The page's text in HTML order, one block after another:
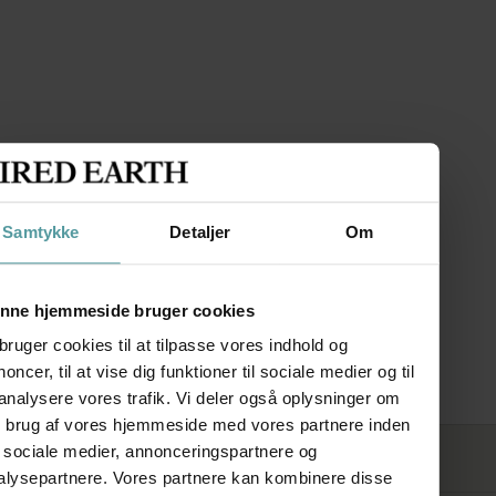
Samtykke Detaljer Om
hjemmeside bruger cookies
cookies til at tilpasse vores indhold og
til at vise dig funktioner til sociale medier og til
vores trafik. Vi deler også oplysninger om
brug af vores hjemmeside med vores partnere inden
medier, annonceringspartnere og
Vores partnere kan kombinere disse
AGA Slab
FØLG OS